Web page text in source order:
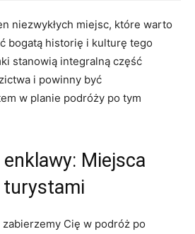
niezwykłych miejsc, które warto
bogatą historię i kulturę tego
stanowią ⁣integralną część
i ⁣powinny być
w planie podróży po tym
Miejsca
Cię w podróż po